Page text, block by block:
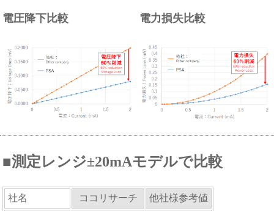
電圧降下比較 電力損失比較
■測定レンジ±20mAモデルで比較
社名 ココリサーチ 他社様参考値